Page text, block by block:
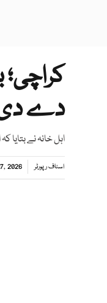
دے
اہل خانہ نے بتایا کہ اس کی اہلیہ 4ماہ قبل ناراض ہو کر میکے چلی
اسٹاف رپورٹر 2026